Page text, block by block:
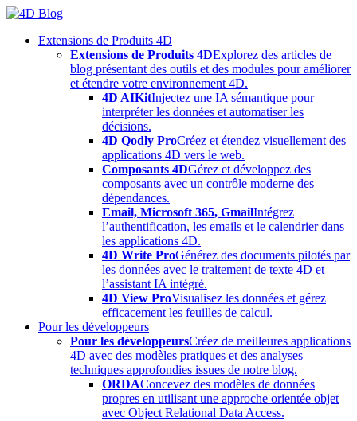
Skip
contentExtensions de Produits 4D
Extensions de Produits 4DExplorez des articles de
blog présentant des outils et des modules pour améliorer
et étendre votre environnement 4D.
4D AIKitInjectez une IA sémantique pour
interpréter les données et automatiser les
décisions.
4D Qodly ProCréez et étendez visuellement des
applications 4D vers le web.
Composants 4DGérez et développez des
composants avec un contrôle moderne des
dépendances.
Email, Microsoft 365, GmailIntégrez
l’authentification, les emails et le calendrier dans
les applications 4D.
4D Write ProGénérez des documents pilotés par
les données avec le traitement de texte 4D et
l’assistant IA intégré.
4D View ProVisualisez les données et gérez
efficacement les feuilles de calcul.
Pour les développeurs
Pour les développeursCréez de meilleures applications
4D avec des modèles pratiques et des analyses
techniques approfondies issues de notre blog.
ORDAConcevez des modèles de données
propres en utilisant une approche orientée objet
avec Object Relational Data Access.